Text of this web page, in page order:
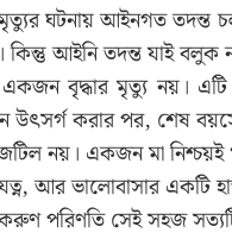
ঘটনায় আইনগত তদন্ত
কিন্তু আইনি তদন্ত যাই
বৃদ্ধার মৃত্যু নয়। এটি
উৎসর্গ করার পর, শেষ
নয়। একজন মা নিশ্চয়ই
আর ভালোবাসার একটি
পরিণতি সেই সহজ